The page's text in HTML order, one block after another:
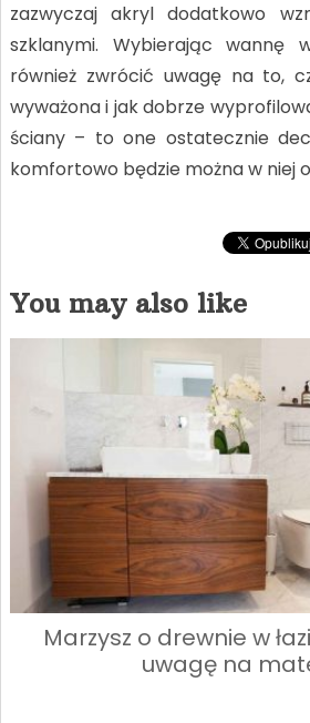
zazwyczaj akryl dodatkowo
szklanymi. Wybierając wannę
również zwrócić uwagę na to,
wyważona i jak dobrze
ściany – to one ostatecznie
komfortowo będzie można w niej
You may also like
Marzysz o drewnie w
uwagę na